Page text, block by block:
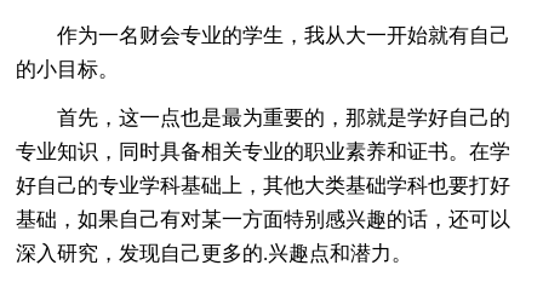
作为一名财会专业的学生，我从大一开始就有自己
的小目标。
首先，这一点也是最为重要的，那就是学好自己的
专业知识，同时具备相关专业的职业素养和证书。在学
好自己的专业学科基础上，其他大类基础学科也要打好
基础，如果自己有对某一方面特别感兴趣的话，还可以
深入研究，发现自己更多的.兴趣点和潜力。